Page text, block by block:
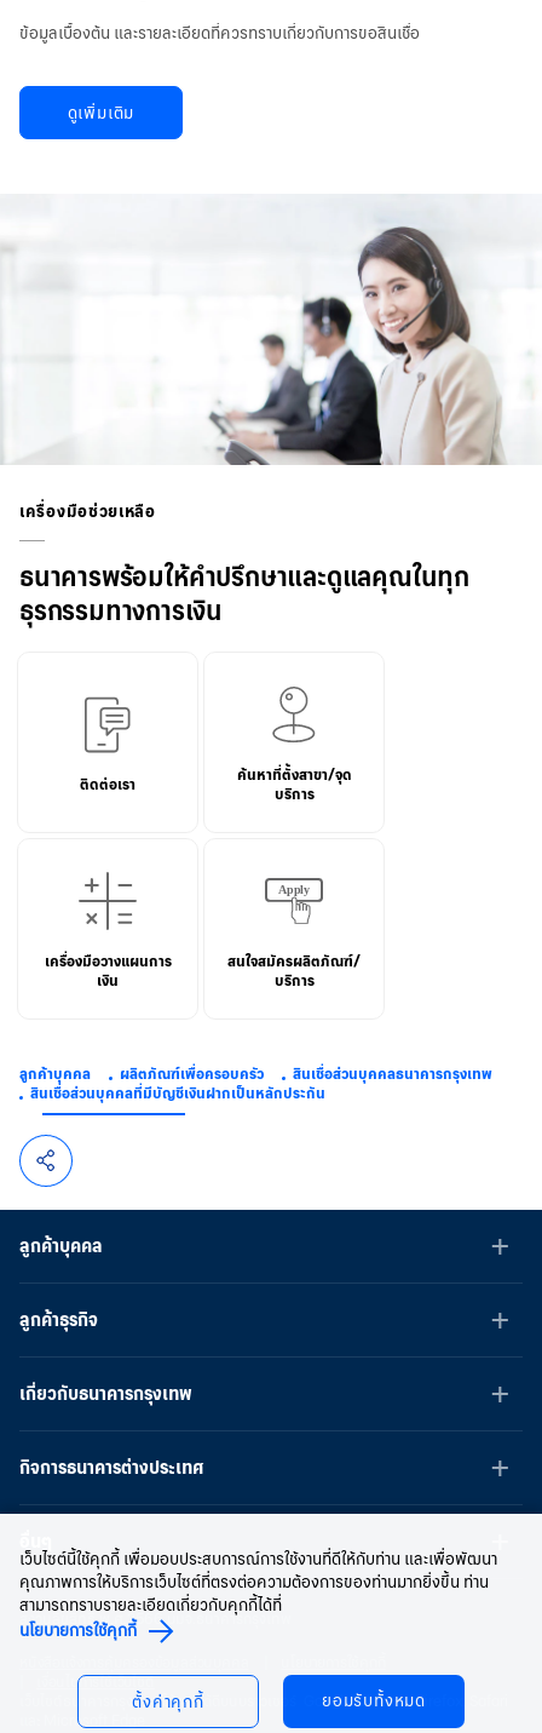
ข้อมูลเบื้องต้น และรายละเอียดที่ควรทราบเกี่ยวกับการขอสินเชื่อ
ดูเพิ่มเติม
เครื่องมือช่วยเหลือ
ธนาคารพร้อมให้คำปรึกษาและดูแลคุณในทุก
ธุรกรรมทางการเงิน
ติดต่อเรา
ค้นหาที่ตั้งสาขา/จุด
บริการ
เครื่องมือวางแผนการ
เงิน
สนใจสมัครผลิตภัณฑ์/
บริการ
ลูกค้าบุคคล ผลิตภัณฑ์เพื่อครอบครัว
สินเชื่อส่วนบุคคลธนาคารกรุงเทพ
สินเชื่อส่วนบุคคลที่มีบัญชีเงินฝากเป็นหลักประกัน
ลูกค้าบุคคล
ลูกค้าธุรกิจ
เกี่ยวกับธนาคารกรุงเทพ
กิจการธนาคารต่างประเทศ
สงวนลิขสิทธิ์ พ.ศ.2566 บมจ.ธนาคารกรุงเทพ
เงื่อนไขการใช้เว็บไซต์
เว็บไซต์ธนาคารกรุงเทพ ใช้งานได้ดีบนบราวเซอร์ Google Chrome, Firefox, Safari
และ Microsoft Edge
เว็บไซต์นี้ใช้คุกกี้ เพื่อมอบประสบการณ์การใช้งานที่ดีให้กับท่าน และเพื่อพัฒนา
คุณภาพการให้บริการเว็บไซต์ที่ตรงต่อความต้องการของท่านมากยิ่งขึ้น ท่าน
สามารถทราบรายละเอียดเกี่ยวกับคุกกี้ได้ที่
นโยบายการใช้คุกกี้
ตั้งค่าคุกกี้ ยอมรับทั้งหมด